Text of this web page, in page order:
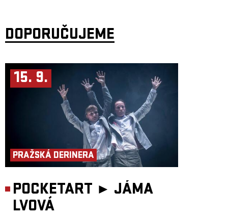
DOPORUČUJEME
15. 9.
PRAŽSKÁ DERINERA
POCKETART ► JÁMA
LVOVÁ